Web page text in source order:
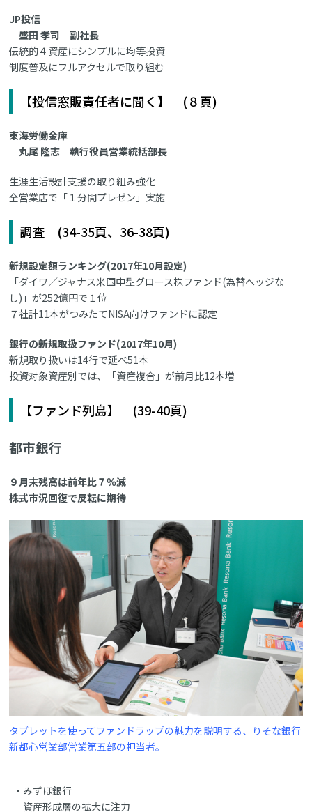
JP投信
盛田 孝司 副社長
伝統的４資産にシンプルに均等投資
制度普及にフルアクセルで取り組む
【投信窓販責任者に聞く】 (８頁)
東海労働金庫
丸尾 隆志 執行役員営業統括部長
生涯生活設計支援の取り組み強化
全営業店で「１分間プレゼン」実施
調査 (34-35頁、36-38頁)
新規設定額ランキング(2017年10月設定)
「ダイワ／ジャナス米国中型グロース株ファンド(為替ヘッジな
し)」が252億円で１位
７社計11本がつみたてNISA向けファンドに認定
銀行の新規取扱ファンド(2017年10月)
新規取り扱いは14行で延べ51本
投資対象資産別では、「資産複合」が前月比12本増
【ファンド列島】 (39-40頁)
都市銀行
９月末残高は前年比７％減
株式市況回復で反転に期待
タブレットを使ってファンドラップの魅力を説明する、りそな銀行
新都心営業部営業第五部の担当者。
みずほ銀行
資産形成層の拡大に注力